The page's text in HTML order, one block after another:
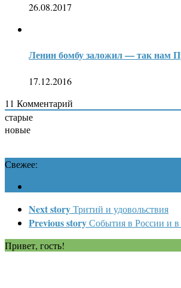
26.08.2017
Ленин бомбу заложил — так нам
17.12.2016
11 Комментарий
старые
новые
Свежее:
Next storyТритий и удовольствия
Previous storyСобытия в России и
Привет, гость!